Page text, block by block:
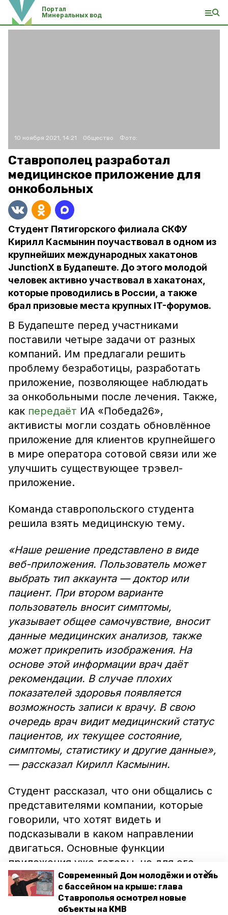
Современный Дом молодёжи и отель
с бассейном на крыше: глава
Ставрополья осмотрел новые
объекты на КМВ
Портал
Минеральных вод
10 ноября 2021, 14:21 Общество Фото:
Ставрополец разработал
медицинское приложение для
онкобольных
Студент Пятигорского филиала СКФУ
Кирилл Касмынин поучаствовал в одном из
крупнейших международных хакатонов
JunctionX в Будапеште. До этого молодой
человек активно участвовал в хакатонах,
которые проводились в России, а также
брал призовые места крупных IT-форумов.
В Будапеште перед участниками
поставили четыре задачи от разных
компаний. Им предлагали решить
проблему безработицы, разработать
приложение, позволяющее наблюдать
за онкобольными после лечения. Также,
как передаёт ИА «Победа26»,
активисты могли создать обновлённое
приложение для клиентов крупнейшего
в мире оператора сотовой связи или же
улучшить существующее трэвел-
приложение.
Команда ставропольского студента
решила взять медицинскую тему.
«Наше решение представлено в виде
веб-приложения. Пользователь может
выбрать тип аккаунта — доктор или
пациент. При втором варианте
пользователь вносит симптомы,
указывает общее самочувствие, вносит
данные медицинских анализов, также
может прикрепить изображения. На
основе этой информации врач даёт
рекомендации. В случае плохих
показателей здоровья появляется
возможность записи к врачу. В свою
очередь врач видит медицинский статус
пациентов, их текущее состояние,
симптомы, статистику и другие данные»,
— рассказал Кирилл Касмынин.
Студент рассказал, что они общались с
представителями компании, которые
говорили, что хотят видеть и
подсказывали в каком направлении
двигаться. Основные функции
приложения уже готовы, но для его
внедрения в медицинские организации
может понадобиться ещё время.